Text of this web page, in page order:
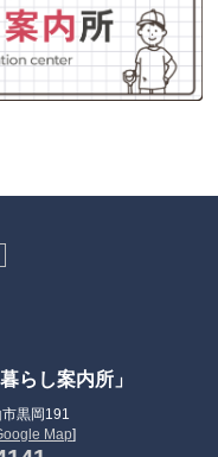
らし案内所」
黒岡191
Map]